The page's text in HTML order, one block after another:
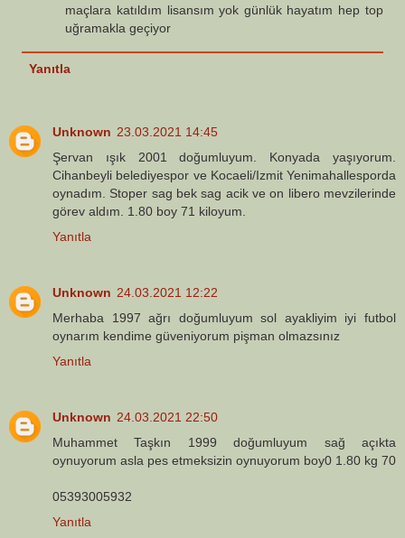
maçlara katıldım lisansım yok günlük hayatım hep top
uğramakla geçiyor
Yanıtla
Unknown 23.03.2021 14:45
Şervan ışık 2001 doğumluyum. Konyada yaşıyorum.
Cihanbeyli belediyespor ve Kocaeli/Izmit Yenimahallesporda
oynadım. Stoper sag bek sag acik ve on libero mevzilerinde
görev aldım. 1.80 boy 71 kiloyum.
Yanıtla
Unknown 24.03.2021 12:22
Merhaba 1997 ağrı doğumluyum sol ayakliyim iyi futbol
oynarım kendime güveniyorum pişman olmazsınız
Yanıtla
Unknown 24.03.2021 22:50
Muhammet Taşkın 1999 doğumluyum sağ açıkta
oynuyorum asla pes etmeksizin oynuyorum boy0 1.80 kg 70
05393005932
Yanıtla